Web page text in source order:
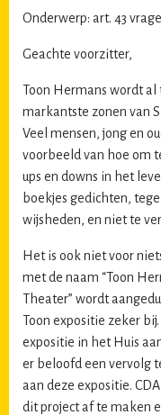
Onderwerp: art. 43
Geachte voorzitter,
Toon Hermans wordt
markantste zonen van
Veel mensen, jong en
voorbeeld van hoe om
ups en downs in het
boekjes gedichten,
wijsheden, en niet te
Het is ook niet voor
met de naam “Toon
Theater” wordt
Toon expositie zeker
expositie in het Huis
er beloofd een vervolg
aan deze expositie.
dit project af te maken